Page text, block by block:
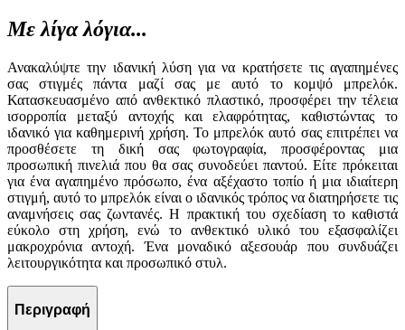
Με λίγα λόγια...
Ανακαλύψτε την ιδανική λύση για να κρατήσετε τις αγαπημένες
σας στιγμές πάντα μαζί σας με αυτό το κομψό μπρελόκ.
Κατασκευασμένο από ανθεκτικό πλαστικό, προσφέρει την τέλεια
ισορροπία μεταξύ αντοχής και ελαφρότητας, καθιστώντας το
ιδανικό για καθημερινή χρήση. Το μπρελόκ αυτό σας επιτρέπει να
προσθέσετε τη δική σας φωτογραφία, προσφέροντας μια
προσωπική πινελιά που θα σας συνοδεύει παντού. Είτε πρόκειται
για ένα αγαπημένο πρόσωπο, ένα αξέχαστο τοπίο ή μια ιδιαίτερη
στιγμή, αυτό το μπρελόκ είναι ο ιδανικός τρόπος να διατηρήσετε τις
αναμνήσεις σας ζωντανές. Η πρακτική του σχεδίαση το καθιστά
εύκολο στη χρήση, ενώ το ανθεκτικό υλικό του εξασφαλίζει
μακροχρόνια αντοχή. Ένα μοναδικό αξεσουάρ που συνδυάζει
λειτουργικότητα και προσωπικό στυλ.
Περιγραφή